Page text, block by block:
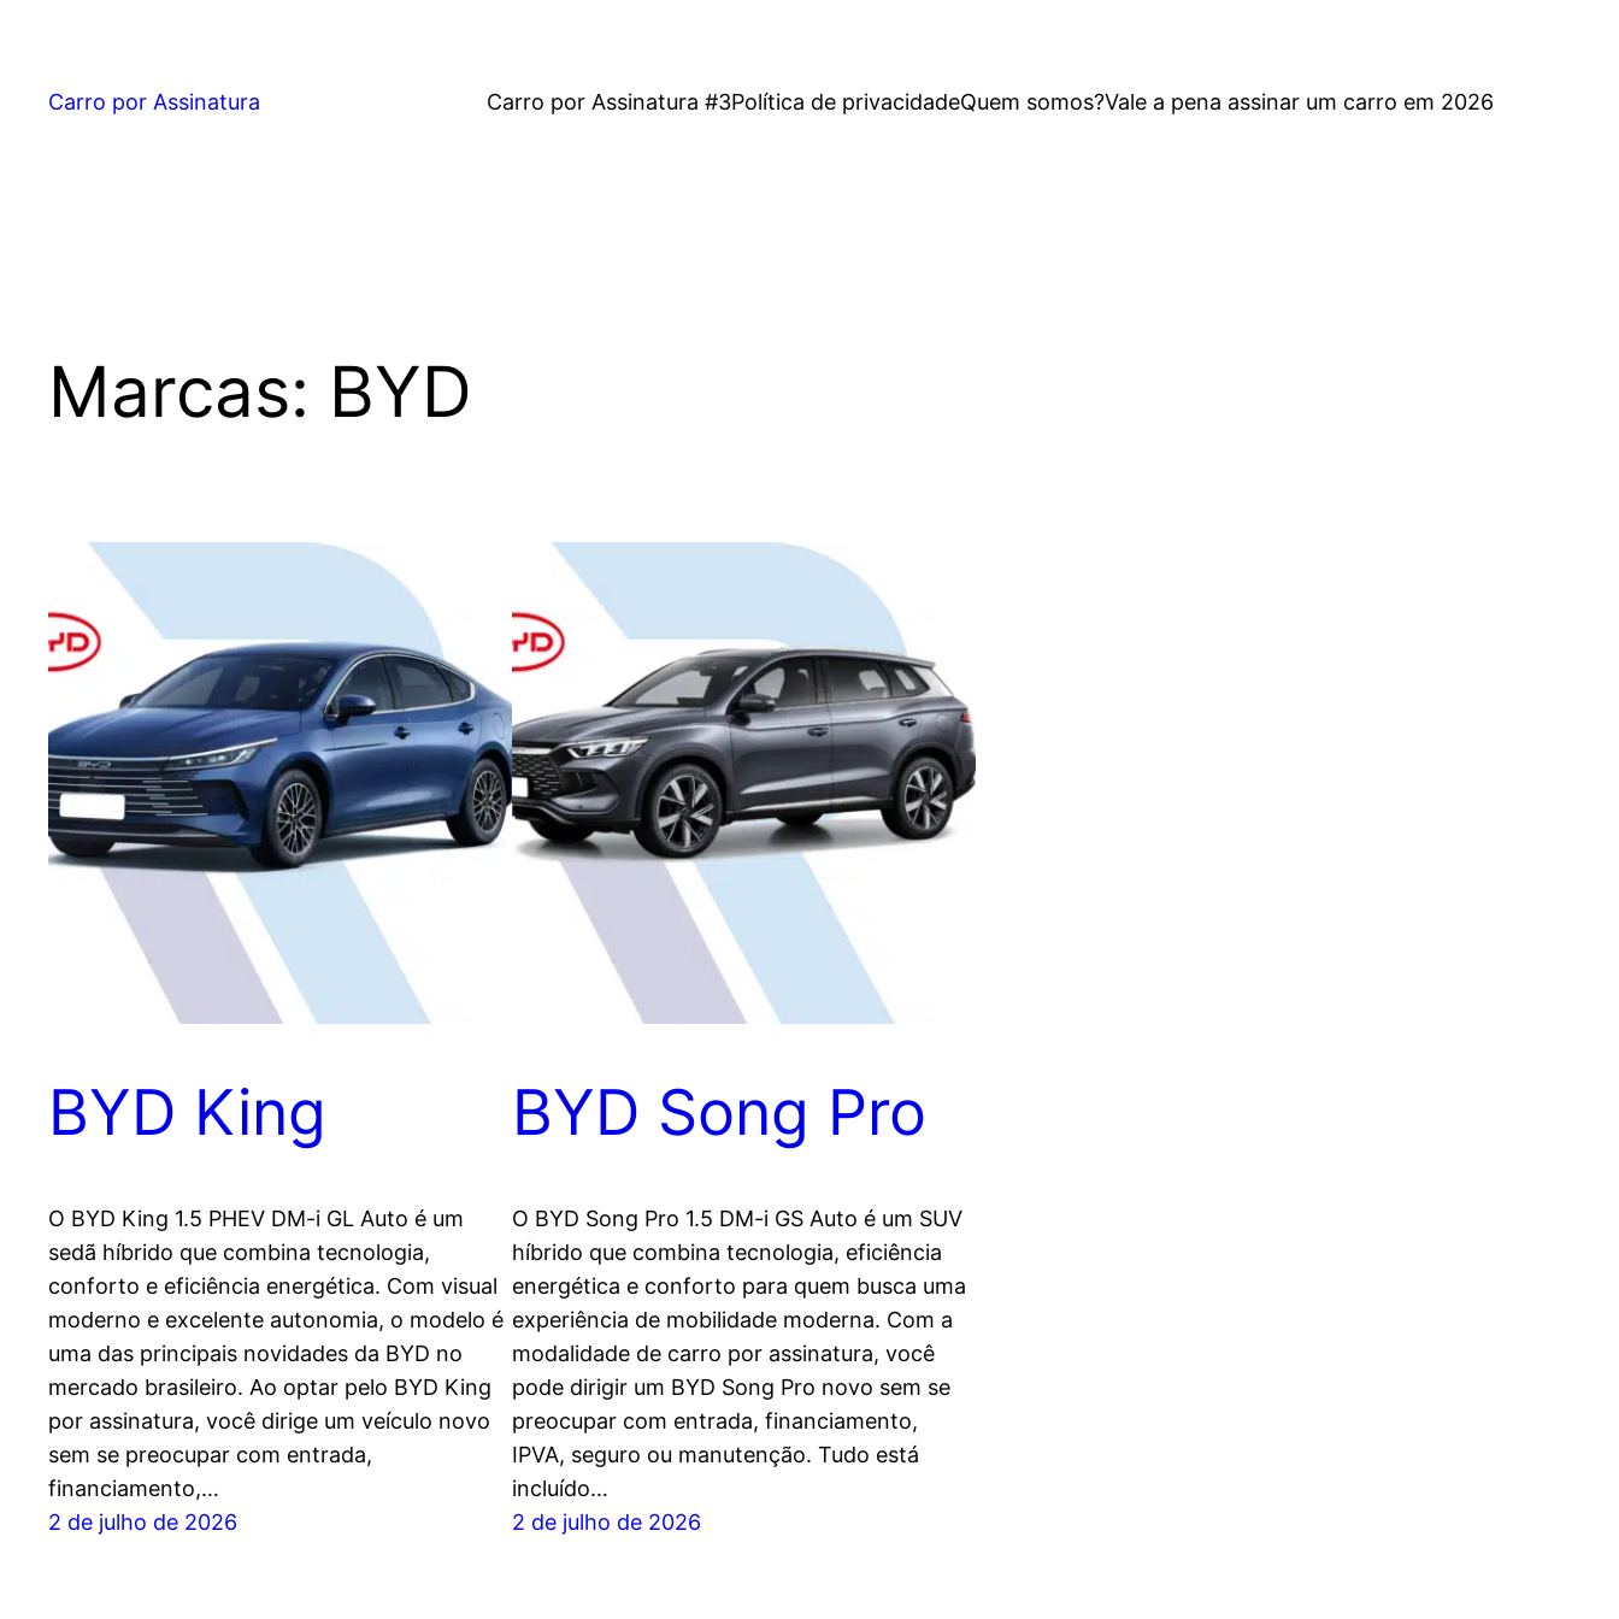
Carro por Assinatura Carro por Assinatura #3Política de privacidadeQuem somos?Vale a pena assinar um carro em 2026
Marcas: BYD
BYD King
O BYD King 1.5 PHEV DM-i GL Auto é um
sedã híbrido que combina tecnologia,
conforto e eficiência energética. Com visual
moderno e excelente autonomia, o modelo é
uma das principais novidades da BYD no
mercado brasileiro. Ao optar pelo BYD King
por assinatura, você dirige um veículo novo
sem se preocupar com entrada,
financiamento,…
2 de julho de 2026
BYD Song Pro
O BYD Song Pro 1.5 DM-i GS Auto é um SUV
híbrido que combina tecnologia, eficiência
energética e conforto para quem busca uma
experiência de mobilidade moderna. Com a
modalidade de carro por assinatura, você
pode dirigir um BYD Song Pro novo sem se
preocupar com entrada, financiamento,
IPVA, seguro ou manutenção. Tudo está
incluído…
2 de julho de 2026